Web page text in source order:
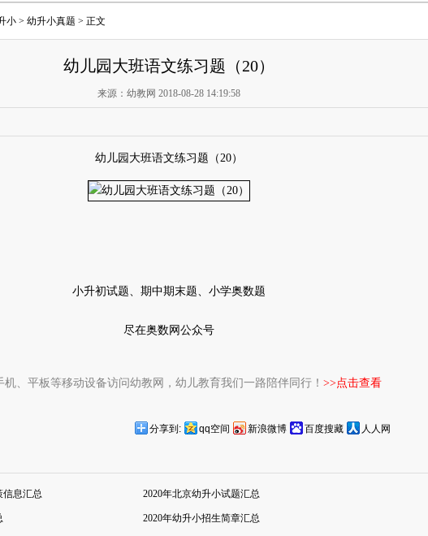
小 > 幼升小真题 > 正文
幼儿园大班语文练习题（20）
来源：幼教网 2018-08-28 14:19:58
幼儿园大班语文练习题（20）
小升初试题、期中期末题、小学奥数题
尽在奥数网公众号
机、平板等移动设备访问幼教网，幼儿教育我们一路陪伴同行！ >>点击查看
分享到: qq空间 新浪微博 百度搜藏 人人网
信息汇总 2020年北京幼升小试题汇总
2020年幼升小招生简章汇总